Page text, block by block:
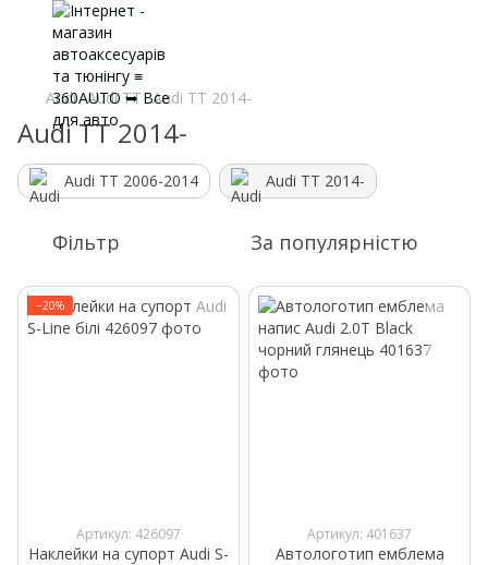
Audi Audi TT Audi TT 2014-
Audi TT 2014-
Audi TT 2006-2014 Audi TT 2014-
Фільтр За популярністю
−20%
Артикул: 426097
Наклейки на супорт Audi S-
Артикул: 401637
Автологотип емблема